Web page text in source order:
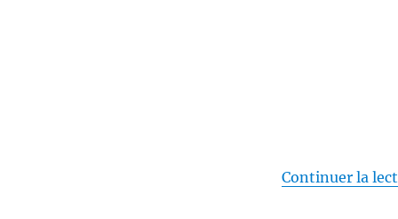
Continuer la